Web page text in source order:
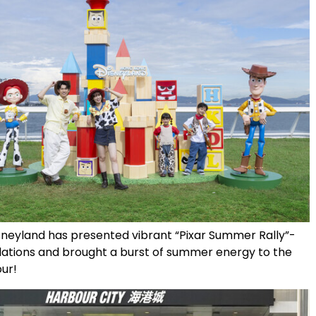
has presented vibrant “Pixar Summer Rally”-
and brought a burst of summer energy to the